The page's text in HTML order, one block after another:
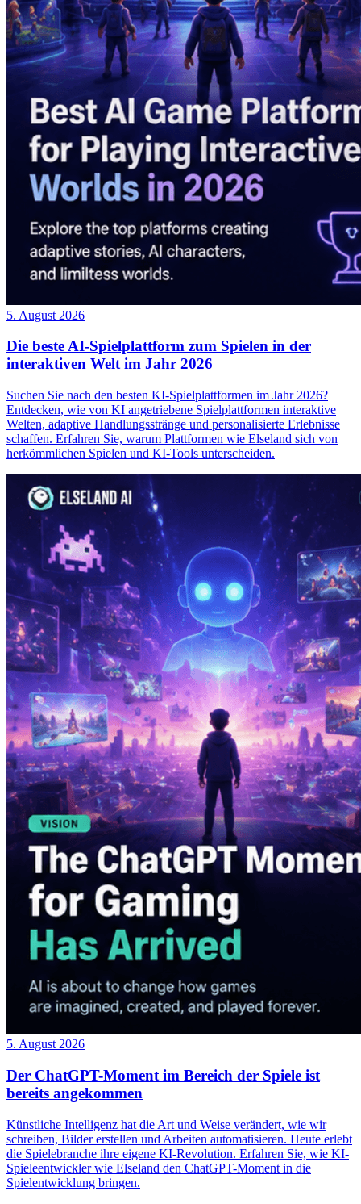
5. August 2026
Die beste AI-Spielplattform zum Spielen in der
interaktiven Welt im Jahr 2026
Suchen Sie nach den besten KI-Spielplattformen im Jahr 2026?
Entdecken, wie von KI angetriebene Spielplattformen interaktive
Welten, adaptive Handlungsstränge und personalisierte Erlebnisse
schaffen. Erfahren Sie, warum Plattformen wie Elseland sich von
herkömmlichen Spielen und KI-Tools unterscheiden.
5. August 2026
Der ChatGPT-Moment im Bereich der Spiele ist
bereits angekommen
Künstliche Intelligenz hat die Art und Weise verändert, wie wir
schreiben, Bilder erstellen und Arbeiten automatisieren. Heute erlebt
die Spielebranche ihre eigene KI-Revolution. Erfahren Sie, wie KI-
Spieleentwickler wie Elseland den ChatGPT-Moment in die
Spielentwicklung bringen.